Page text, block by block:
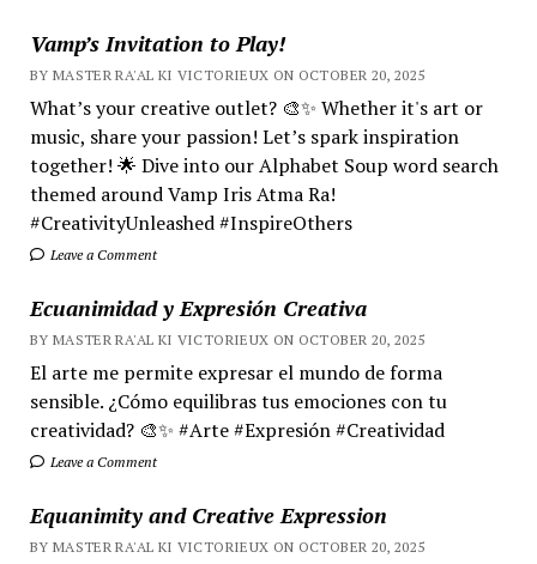
Vamp’s Invitation to Play!
BY MASTER RA'AL KI VICTORIEUX ON OCTOBER 20, 2025
What’s your creative outlet? 🎨✨ Whether it's art or
music, share your passion! Let’s spark inspiration
together! 🌟 Dive into our Alphabet Soup word search
themed around Vamp Iris Atma Ra!
#CreativityUnleashed #InspireOthers
Leave a Comment
Ecuanimidad y Expresión Creativa
BY MASTER RA'AL KI VICTORIEUX ON OCTOBER 20, 2025
El arte me permite expresar el mundo de forma
sensible. ¿Cómo equilibras tus emociones con tu
creatividad? 🎨✨ #Arte #Expresión #Creatividad
Leave a Comment
Equanimity and Creative Expression
BY MASTER RA'AL KI VICTORIEUX ON OCTOBER 20, 2025